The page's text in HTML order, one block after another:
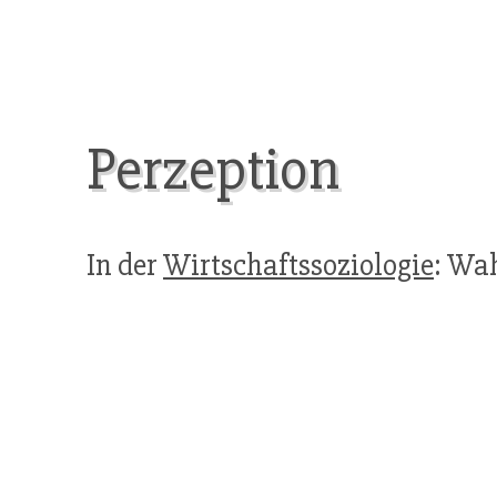
Perzeption
In derWirtschaftssoziologie: